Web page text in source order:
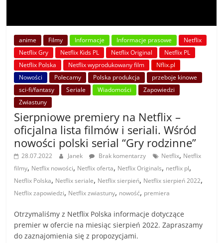
anime Filmy Informacje Informacje prasowe
Netflix
Netflix Gry
Netflix Kids PL Netflix Original
Netflix PL
Netflix Polska
Netflix wyprodukowany film
Nflix.pl
Nowości
Polecamy Polska produkcja
przeboje kinowe
sci-fi/fantasy
Seriale Wiadomości
Zapowiedzi
Zwiastuny
Sierpniowe premiery na Netflix –
oficjalna lista filmów i seriali. Wśród
nowości polski serial “Gry rodzinne”
28.07.2022 Janek Brak komentarzy Netflix, Netflix
filmy, Netflix nowości, Netflix oferta, Netflix Originals, netflix pl,
Netflix Polska, Netflix seriale, Netflix sierpień, Netflix sierpień 2022,
Netflix zapowiedzi, Netflix zwiastuny, nowość, premiera
Otrzymaliśmy z Netflix Polska informacje dotyczące
premier w ofercie na miesiąc sierpień 2022. Zapraszamy
do zaznajomienia się z propozycjami.